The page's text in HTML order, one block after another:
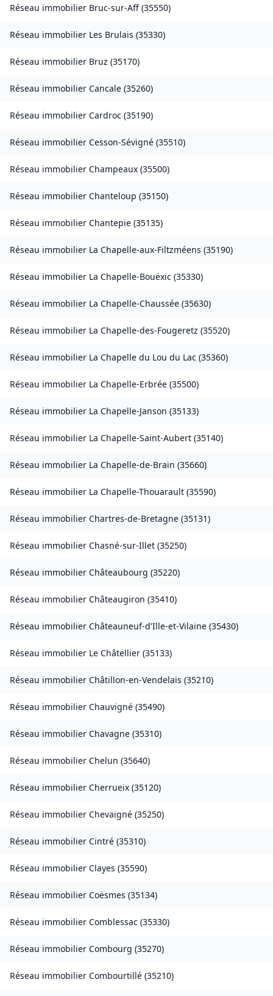
Réseau immobilier Bruc-sur-Aff (35550)
Réseau immobilier Les Brulais (35330)
Réseau immobilier Bruz (35170)
Réseau immobilier Cancale (35260)
Réseau immobilier Cardroc (35190)
Réseau immobilier Cesson-Sévigné (35510)
Réseau immobilier Champeaux (35500)
Réseau immobilier Chanteloup (35150)
Réseau immobilier Chantepie (35135)
Réseau immobilier La Chapelle-aux-Filtzméens (35190)
Réseau immobilier La Chapelle-Bouëxic (35330)
Réseau immobilier La Chapelle-Chaussée (35630)
Réseau immobilier La Chapelle-des-Fougeretz (35520)
Réseau immobilier La Chapelle du Lou du Lac (35360)
Réseau immobilier La Chapelle-Erbrée (35500)
Réseau immobilier La Chapelle-Janson (35133)
Réseau immobilier La Chapelle-Saint-Aubert (35140)
Réseau immobilier La Chapelle-de-Brain (35660)
Réseau immobilier La Chapelle-Thouarault (35590)
Réseau immobilier Chartres-de-Bretagne (35131)
Réseau immobilier Chasné-sur-Illet (35250)
Réseau immobilier Châteaubourg (35220)
Réseau immobilier Châteaugiron (35410)
Réseau immobilier Châteauneuf-d'Ille-et-Vilaine (35430)
Réseau immobilier Le Châtellier (35133)
Réseau immobilier Châtillon-en-Vendelais (35210)
Réseau immobilier Chauvigné (35490)
Réseau immobilier Chavagne (35310)
Réseau immobilier Chelun (35640)
Réseau immobilier Cherrueix (35120)
Réseau immobilier Chevaigné (35250)
Réseau immobilier Cintré (35310)
Réseau immobilier Clayes (35590)
Réseau immobilier Coësmes (35134)
Réseau immobilier Comblessac (35330)
Réseau immobilier Combourg (35270)
Réseau immobilier Combourtillé (35210)